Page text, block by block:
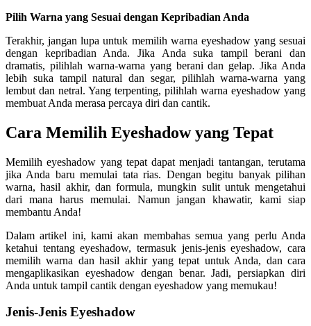
Pilih Warna yang Sesuai dengan Kepribadian Anda
Terakhir, jangan lupa untuk memilih warna eyeshadow yang sesuai
dengan kepribadian Anda. Jika Anda suka tampil berani dan
dramatis, pilihlah warna-warna yang berani dan gelap. Jika Anda
lebih suka tampil natural dan segar, pilihlah warna-warna yang
lembut dan netral. Yang terpenting, pilihlah warna eyeshadow yang
membuat Anda merasa percaya diri dan cantik.
Cara Memilih Eyeshadow yang Tepat
Memilih eyeshadow yang tepat dapat menjadi tantangan, terutama
jika Anda baru memulai tata rias. Dengan begitu banyak pilihan
warna, hasil akhir, dan formula, mungkin sulit untuk mengetahui
dari mana harus memulai. Namun jangan khawatir, kami siap
membantu Anda!
Dalam artikel ini, kami akan membahas semua yang perlu Anda
ketahui tentang eyeshadow, termasuk jenis-jenis eyeshadow, cara
memilih warna dan hasil akhir yang tepat untuk Anda, dan cara
mengaplikasikan eyeshadow dengan benar. Jadi, persiapkan diri
Anda untuk tampil cantik dengan eyeshadow yang memukau!
Jenis-Jenis Eyeshadow